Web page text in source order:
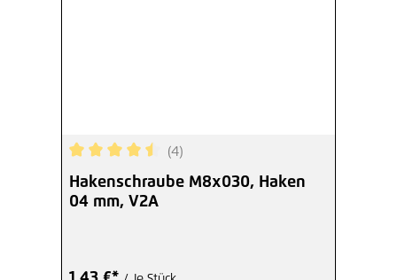
Durchschnittliche Bewertung von 4.5 von 5
(4)
Hakenschraube M8x030, Haken
04 mm, V2A